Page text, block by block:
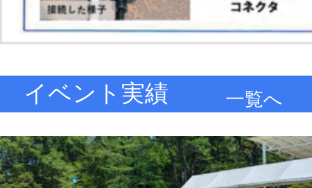
イベント実績 一覧へ